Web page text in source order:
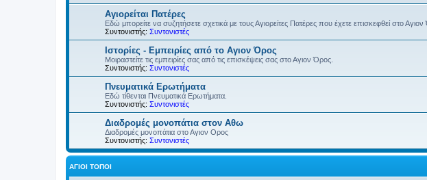
Αγιορείται Πατέρες
Εδώ μπορείτε να συζητήσετε σχετικά με τους Αγιορείτες Πατέρες που έχετε επισκεφθεί στο
Συντονιστής: Συντονιστές
Ιστορίες - Εμπειρίες από το Αγιον Όρος
Μοιραστείτε τις εμπειρίες σας από τις επισκέψεις σας στο Αγιον Όρος.
Συντονιστής: Συντονιστές
Πνευματικά Ερωτήματα
Εδώ τίθενται Πνευματικά Ερωτήματα.
Συντονιστής: Συντονιστές
Διαδρομές μονοπάτια στον Αθω
Διαδρομές μονοπάτια στο Αγιον Ορος
Συντονιστής: Συντονιστές
ΆΓΙΟΙ ΤΌΠΟΙ